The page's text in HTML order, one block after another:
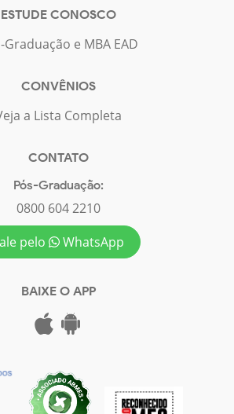
ESTUDE CONOSCO
Graduação e MBA EAD
CONVÊNIOS
a Lista Completa
CONTATO
Pós-Graduação:
0800 604 2210
pelo
WhatsApp
BAIXE O APP